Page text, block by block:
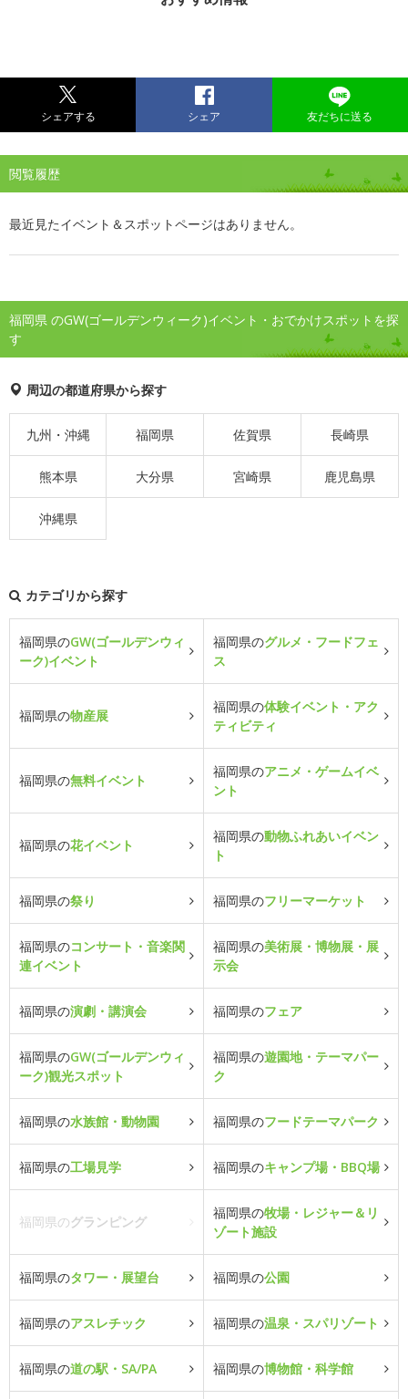
シェアする シェア 友だちに送る
閲覧履歴
最近見たイベント＆スポットページはありません。
福岡県 のGW(ゴールデンウィーク)イベント・おでかけスポットを探
す
周辺の都道府県から探す
九州・沖縄 福岡県 佐賀県 長崎県
熊本県 大分県 宮崎県 鹿児島県
沖縄県
カテゴリから探す
福岡県のGW(ゴールデンウィ
ーク)イベント
福岡県のグルメ・フードフェ
ス
福岡県の物産展
福岡県の体験イベント・アク
ティビティ
福岡県の無料イベント
福岡県のアニメ・ゲームイベ
ント
福岡県の花イベント
福岡県の動物ふれあいイベン
ト
福岡県の祭り 福岡県のフリーマーケット
福岡県のコンサート・音楽関
連イベント
福岡県の美術展・博物展・展
示会
福岡県の演劇・講演会 福岡県のフェア
福岡県のGW(ゴールデンウィ
ーク)観光スポット
福岡県の遊園地・テーマパー
ク
福岡県の水族館・動物園 福岡県のフードテーマパーク
福岡県の工場見学 福岡県のキャンプ場・BBQ場
福岡県のグランピング
福岡県の牧場・レジャー＆リ
ゾート施設
福岡県のタワー・展望台 福岡県の公園
福岡県のアスレチック 福岡県の温泉・スパリゾート
福岡県の道の駅・SA/PA 福岡県の博物館・科学館